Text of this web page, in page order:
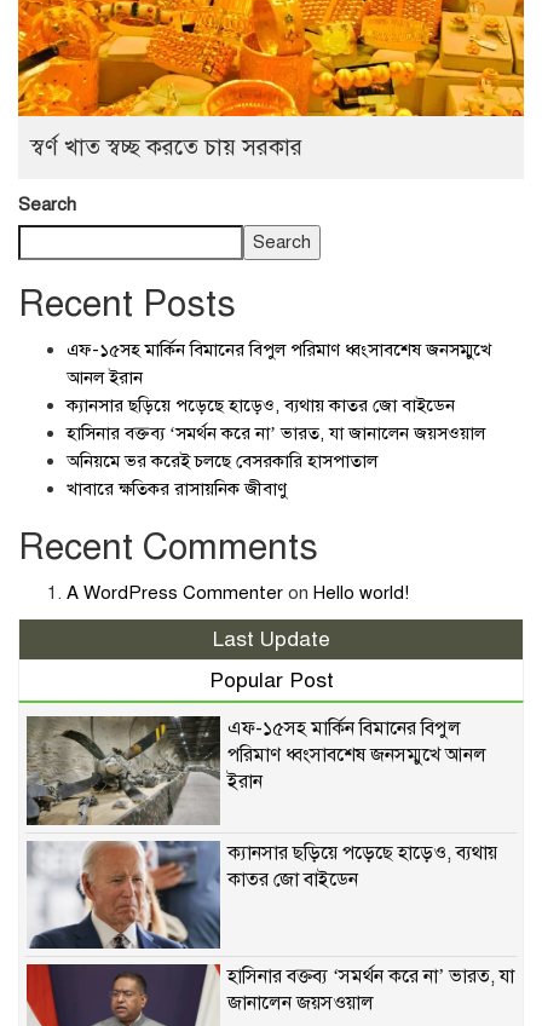
স্বর্ণ খাত স্বচ্ছ করতে চায় সরকার
Search
Search
Recent Posts
এফ-১৫সহ মার্কিন বিমানের বিপুল পরিমাণ ধ্বংসাবশেষ জনসম্মুখে
আনল ইরান
ক্যানসার ছড়িয়ে পড়েছে হাড়েও, ব্যথায় কাতর জো বাইডেন
হাসিনার বক্তব্য ‘সমর্থন করে না’ ভারত, যা জানালেন জয়সওয়াল
অনিয়মে ভর করেই চলছে বেসরকারি হাসপাতাল
খাবারে ক্ষতিকর রাসায়নিক জীবাণু
Recent Comments
A WordPress Commenter on Hello world!
Last Update
Popular Post
এফ-১৫সহ মার্কিন বিমানের বিপুল
পরিমাণ ধ্বংসাবশেষ জনসম্মুখে আনল
ইরান
ক্যানসার ছড়িয়ে পড়েছে হাড়েও, ব্যথায়
কাতর জো বাইডেন
হাসিনার বক্তব্য ‘সমর্থন করে না’ ভারত, যা
জানালেন জয়সওয়াল